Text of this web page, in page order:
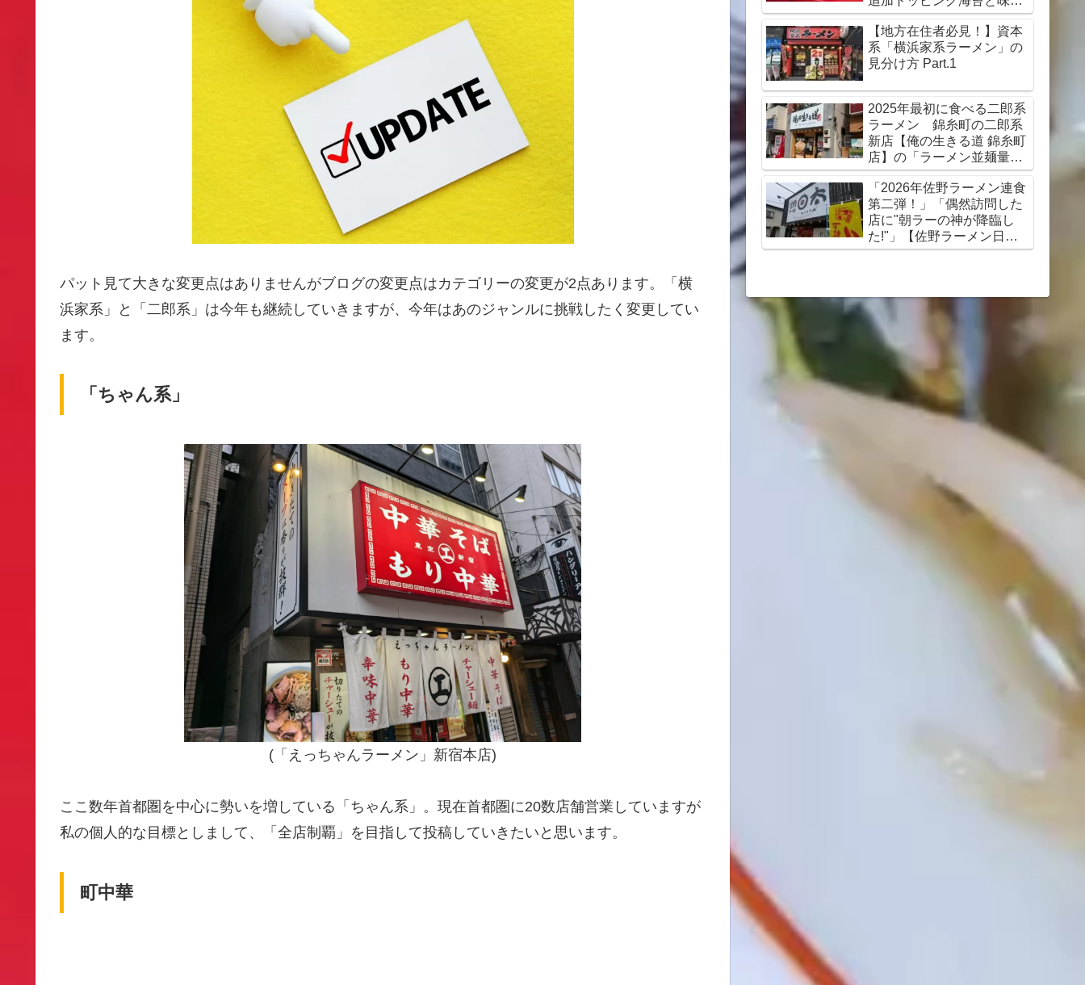
パット見て大きな変更点はありませんがブログの変更点はカテゴリーの変更が2点あります。「横
浜家系」と「二郎系」は今年も継続していきますが、今年はあのジャンルに挑戦したく変更してい
ます。
「ちゃん系」
(「えっちゃんラーメン」新宿本店)
ここ数年首都圏を中心に勢いを増している「ちゃん系」。現在首都圏に20数店舗営業していますが
私の個人的な目標としまして、「全店制覇」を目指して投稿していきたいと思います。
町中華
玉 横浜家系ラーメン
「王道家グループ」柏市ラ
ーメン
【地方在住者必見！】資本
系「横浜家系ラーメン」の
見分け方 Part.1
2025年最初に食べる二郎系
ラーメン 錦糸町の二郎系
新店【俺の生きる道 錦糸町
店】の「ラーメン並麺量
300g全マシ」と「生卵」＋
「コロコロチャーシュー」
「2026年佐野ラーメン連食
第二弾！」「偶然訪問した
店に"朝ラーの神が降臨し
た!"」【佐野ラーメン日
太】の「上ラーメン」佐野